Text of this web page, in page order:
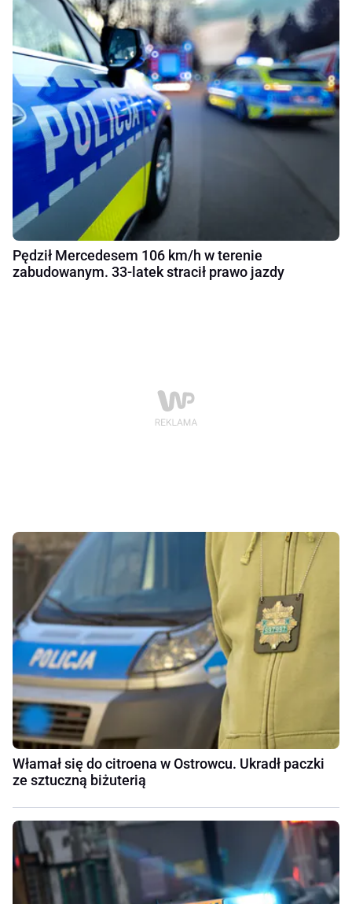
Pędził Mercedesem 106 km/h w terenie
zabudowanym. 33-latek stracił prawo jazdy
Włamał się do citroena w Ostrowcu. Ukradł paczki
ze sztuczną biżuterią